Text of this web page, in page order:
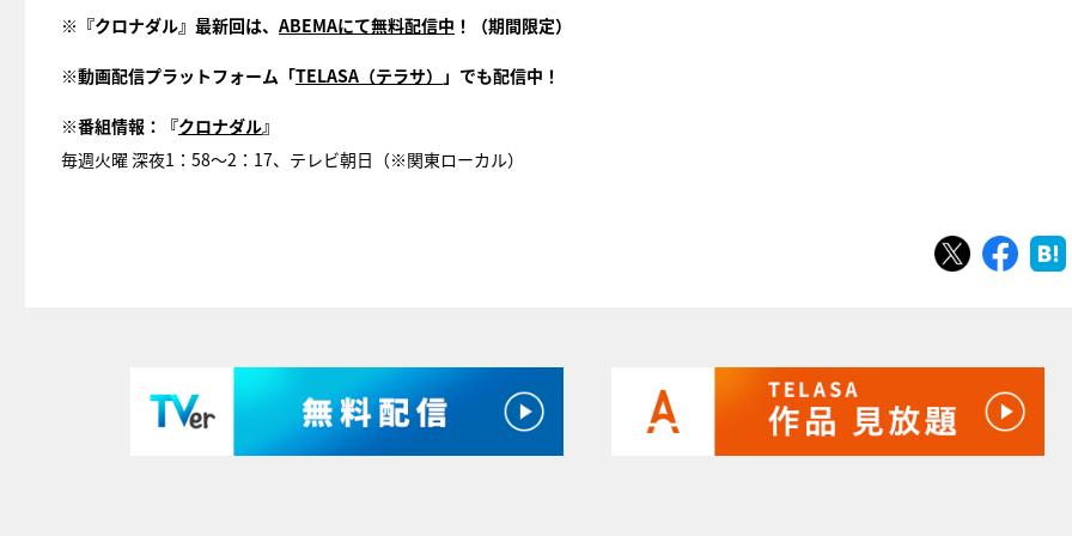
※『クロナダル』最新回は、 ABEMAにて無料配信中 ！（期間限定）
※動画配信プラットフォーム「TELASA（テラサ） 」でも配信中！
※番組情報：『クロナダル』
毎週火曜 深夜1：58～2：17、テレビ朝日（※関東ローカル）
ツイートシェア